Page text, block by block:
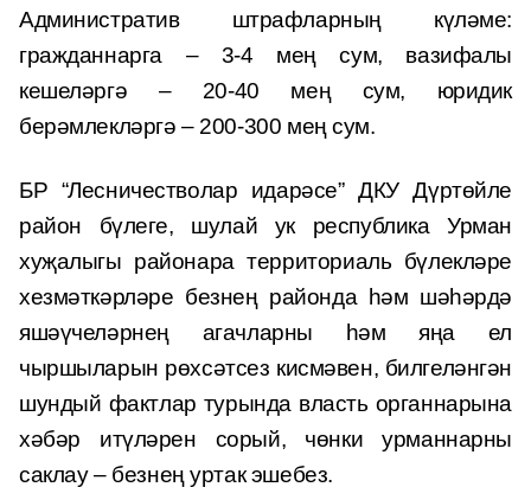
Административ штрафларның күләме:
гражданнарга – 3-4 мең сум, вазифалы
кешеләргә – 20-40 мең сум, юридик
берәмлекләргә – 200-300 мең сум.
БР “Лесничестволар идарәсе” ДКУ Дүртөйле
район бүлеге, шулай ук республика Урман
хуҗалыгы районара территориаль бүлекләре
хезмәткәрләре безнең районда һәм шәһәрдә
яшәүчеләрнең агачларны һәм яңа ел
чыршыларын рөхсәтсез кисмәвен, билгеләнгән
шундый фактлар турында власть органнарына
хәбәр итүләрен сорый, чөнки урманнарны
саклау – безнең уртак эшебез.